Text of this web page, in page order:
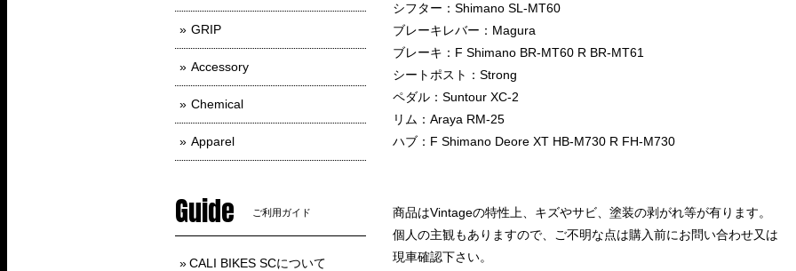
シフター：Shimano SL-MT60
ブレーキレバー：Magura
ブレーキ：F Shimano BR-MT60 R BR-MT61
シートポスト：Strong
ペダル：Suntour XC-2
リム：Araya RM-25
ハブ：F Shimano Deore XT HB-M730 R FH-M730
商品はVintageの特性上、キズやサビ、塗装の剥がれ等が有ります。
個人の主観もありますので、ご不明な点は購入前にお問い合わせ又は
現車確認下さい。
GRIP
Accessory
Chemical
Apparel
Guide ご利用ガイド
CALI BIKES SCについて